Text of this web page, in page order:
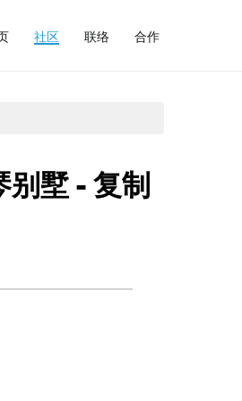
社区 联络 合作
墅 - 复制